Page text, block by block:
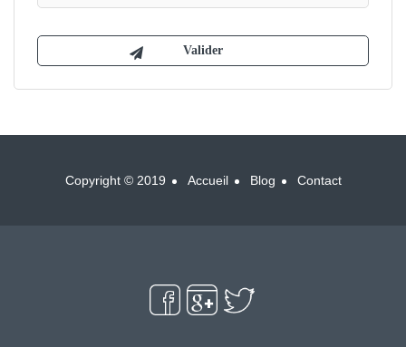
Copyright © 2019 Accueil Blog Contact